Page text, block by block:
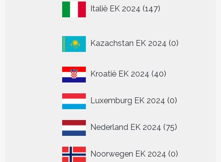
Italië EK 2024 147
producten
Kazachstan EK 2024 0
producten
Kroatië EK 2024 4040
Luxemburg EK 2024 00
Nederland EK 2024 7575
Noorwegen EK 2024 00